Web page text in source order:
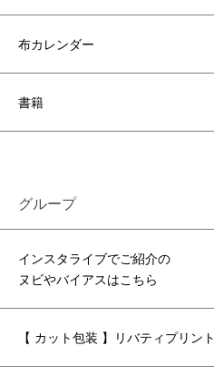
布カレンダー
書籍
グループ
インスタライブでご紹介の
ヌビやバイアスはこちら
【 カット包装 】リバティプリント